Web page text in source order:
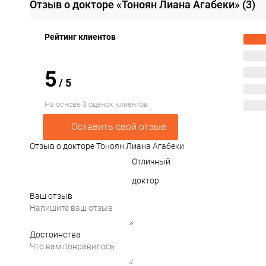
Отзыв о докторе «Тоноян Лиана Агабеки» (3)
Рейтинг клиентов
5/ 5
На основе 3 оценок клиентов
Оставить свой отзыв
Отзыв о докторе Тоноян Лиана Агабеки
Отличный
доктор
Ваш отзыв
Достоинства